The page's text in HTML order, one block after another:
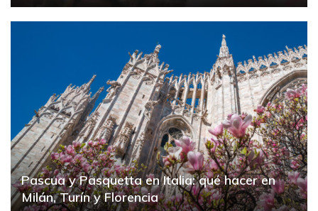
Pascua y Pasquetta en Italia: qué hacer en
Milán, Turín y Florencia